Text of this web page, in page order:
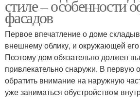
стиле – особенности
фасадов
Первое впечатление о доме
внешнему облику, и окружающей его
Поэтому дом обязательно должен
привлекательно снаружи. В первую
обратить внимание на наружную
уже заниматься обустройством